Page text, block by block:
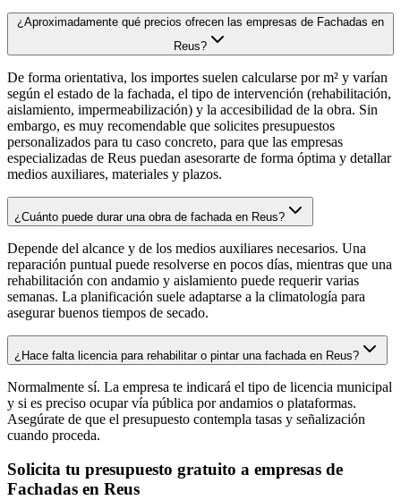
¿Aproximadamente qué precios ofrecen las empresas de Fachadas en
Reus?
De forma orientativa, los importes suelen calcularse por m² y varían
según el estado de la fachada, el tipo de intervención (rehabilitación,
aislamiento, impermeabilización) y la accesibilidad de la obra. Sin
embargo, es muy recomendable que solicites presupuestos
personalizados para tu caso concreto, para que las empresas
especializadas de Reus puedan asesorarte de forma óptima y detallar
medios auxiliares, materiales y plazos.
¿Cuánto puede durar una obra de fachada en Reus?
Depende del alcance y de los medios auxiliares necesarios. Una
reparación puntual puede resolverse en pocos días, mientras que una
rehabilitación con andamio y aislamiento puede requerir varias
semanas. La planificación suele adaptarse a la climatología para
asegurar buenos tiempos de secado.
¿Hace falta licencia para rehabilitar o pintar una fachada en Reus?
Normalmente sí. La empresa te indicará el tipo de licencia municipal
y si es preciso ocupar vía pública por andamios o plataformas.
Asegúrate de que el presupuesto contempla tasas y señalización
cuando proceda.
Solicita tu presupuesto gratuito a empresas de
Fachadas en Reus